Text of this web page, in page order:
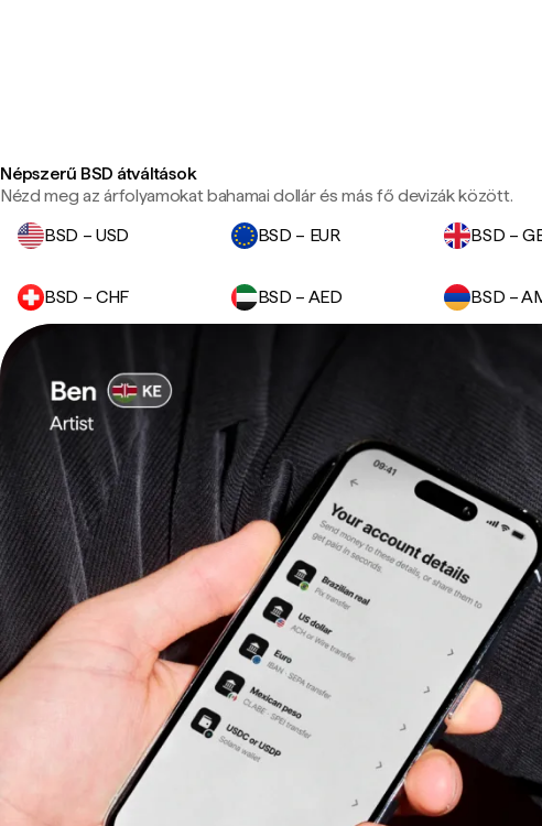
Népszerű BSD átváltások
Nézd meg az árfolyamokat bahamai dollár és más fő devizák között.
BSD – USD
BSD – EUR BSD –
BSD – CHF BSD – AED BSD –